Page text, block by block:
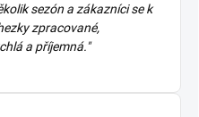
sezón a zákazníci se k
zpracované,
a příjemná."